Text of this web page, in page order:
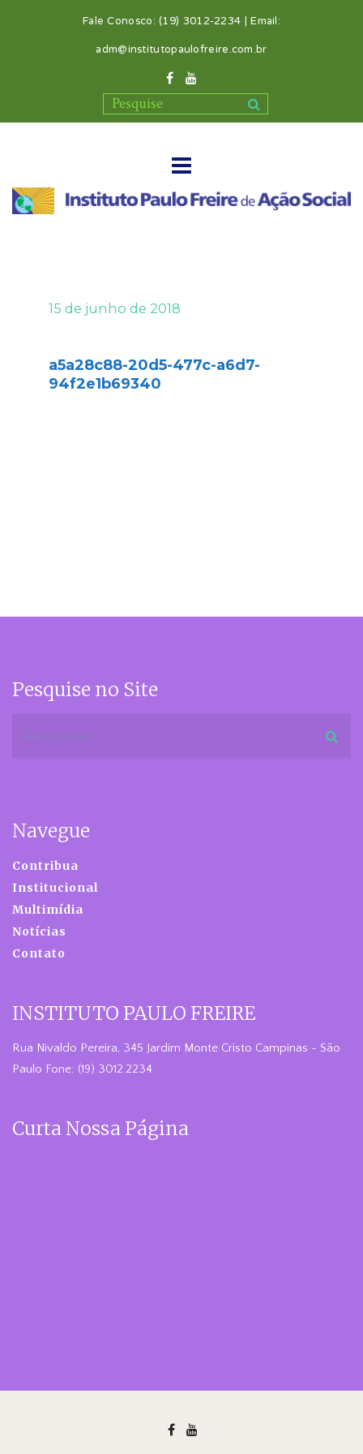
Fale Conosco: (19) 3012-2234 | Email:
adm@institutopaulofreire.com.br
15 de junho de 2018
a5a28c88-20d5-477c-a6d7-
94f2e1b69340
Pesquise no Site
Navegue
Contribua
Institucional
Multimídia
Notícias
Contato
INSTITUTO PAULO FREIRE
Rua Nivaldo Pereira, 345 Jardim Monte Cristo Campinas - São
Paulo Fone: (19) 3012.2234
Curta Nossa Página